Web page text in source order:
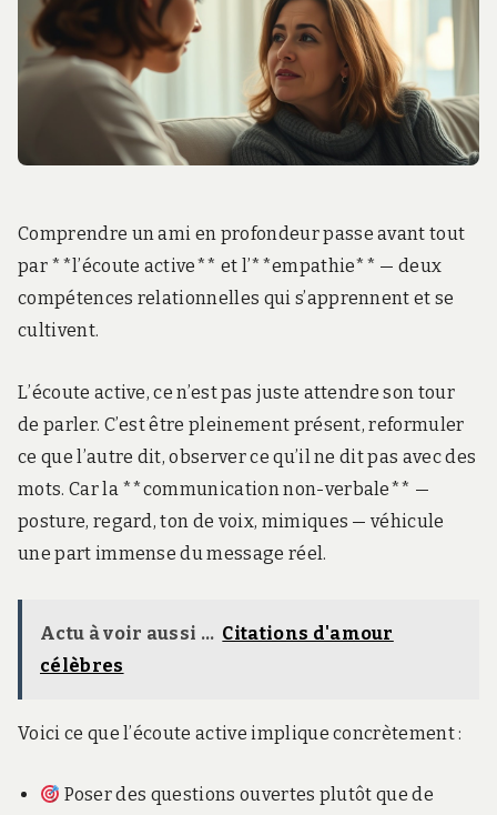
Comprendre un ami en profondeur passe avant tout
par **l’écoute active** et l’**empathie** — deux
compétences relationnelles qui s’apprennent et se
cultivent.
L’écoute active, ce n’est pas juste attendre son tour
de parler. C’est être pleinement présent, reformuler
ce que l’autre dit, observer ce qu’il ne dit pas avec des
mots. Car la **communication non-verbale** —
posture, regard, ton de voix, mimiques — véhicule
une part immense du message réel.
Actu à voir aussi ... Citations d'amour
célèbres
Voici ce que l’écoute active implique concrètement :
Poser des questions ouvertes plutôt que de